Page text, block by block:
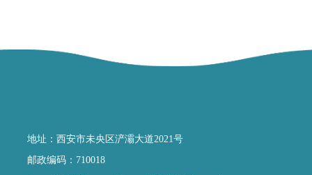
地址：西安市未央区浐灞大道2021号
邮政编码：710018